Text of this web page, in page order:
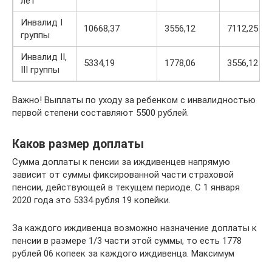
Инвалид I
группы
10668,37 3556,12 7112,25
Инвалид II,
III группы
5334,19 1778,06 3556,12
Важно! Выплаты по уходу за ребенком с инвалидностью
первой степени составляют 5500 рублей.
Каков размер доплаты
Сумма доплаты к пенсии за иждивенцев напрямую
зависит от суммы фиксированной части страховой
пенсии, действующей в текущем периоде. С 1 января
2020 года это 5334 рубля 19 копейки.
За каждого иждивенца возможно назначение доплаты к
пенсии в размере 1/3 части этой суммы, то есть 1778
рублей 06 копеек за каждого иждивенца. Максимум